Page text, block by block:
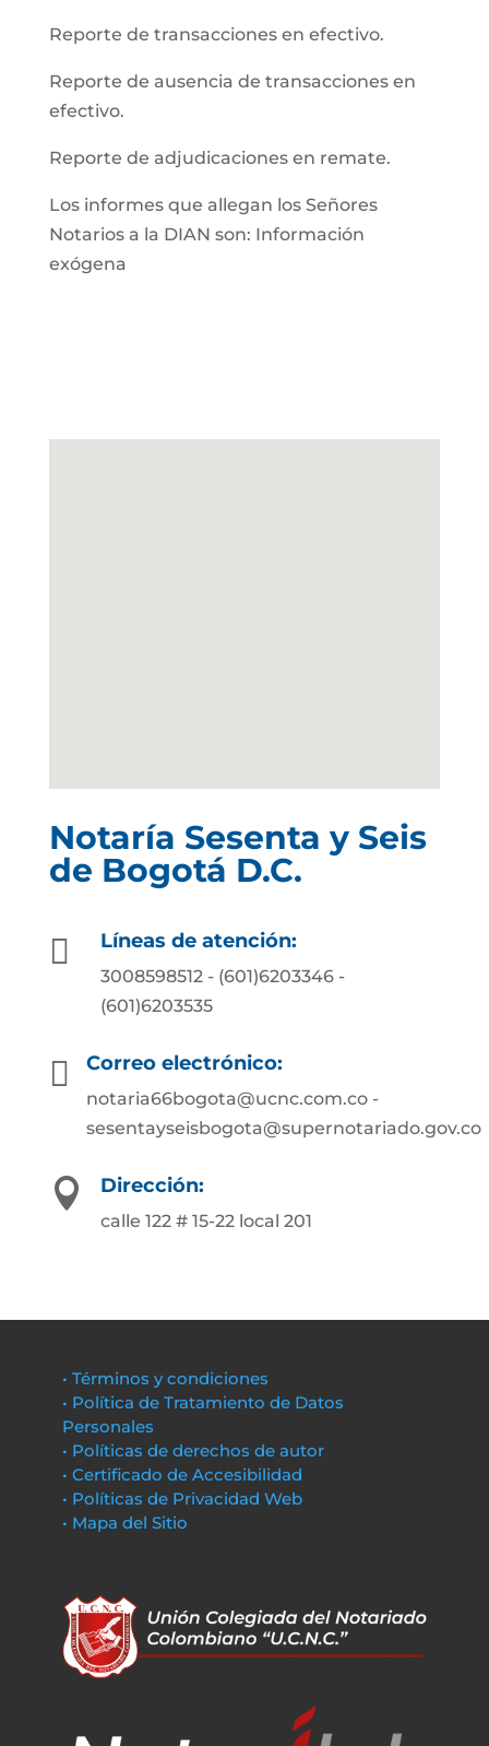
Reporte de transacciones en efectivo.
Reporte de ausencia de transacciones en
efectivo.
Reporte de adjudicaciones en remate.
Los informes que allegan los Señores
Notarios a la DIAN son: Información
exógena
Notaría Sesenta y Seis
de Bogotá D.C.
 Líneas de atención:
3008598512 - (601)6203346 -
(601)6203535
 Correo electrónico:
notaria66bogota@ucnc.com.co -
sesentayseisbogota@supernotariado.gov.co
 Dirección:
calle 122 # 15-22 local 201
• Términos y condiciones
• Política de Tratamiento de Datos
Personales
• Políticas de derechos de autor
• Certificado de Accesibilidad
• Políticas de Privacidad Web
• Mapa del Sitio